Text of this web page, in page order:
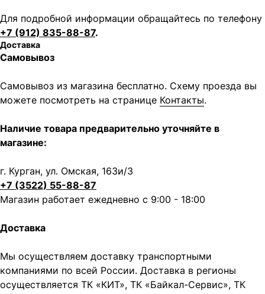
Для подробной информации обращайтесь по телефону
+7 (912) 835-88-87.
Доставка
Самовывоз
Самовывоз из магазина бесплатно. Схему проезда вы
можете посмотреть на странице Контакты.
Наличие товара предварительно уточняйте в
магазине:
г. Курган, ул. Омская, 163и/3
+7 (3522) 55-88-87
Магазин работает ежедневно с 9:00 - 18:00
Доставка
Мы осуществляем доставку транспортными
компаниями по всей России. Доставка в регионы
осуществляется ТК «КИТ», ТК «Байкал-Сервис», ТК
Написать в MAX Написать в Telegram